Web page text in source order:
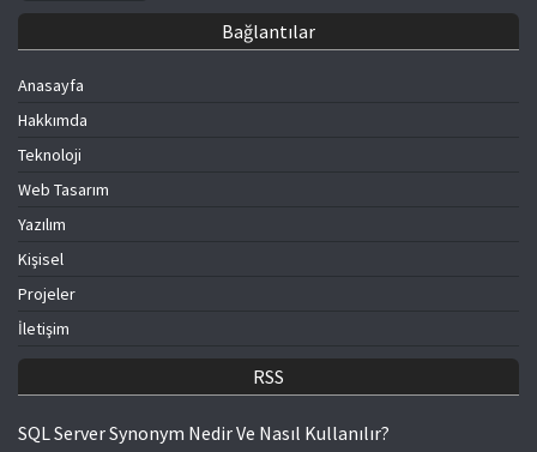
Bağlantılar
Anasayfa
Hakkımda
Teknoloji
Web Tasarım
Yazılım
Kişisel
Projeler
İletişim
RSS
SQL Server Synonym Nedir Ve Nasıl Kullanılır?